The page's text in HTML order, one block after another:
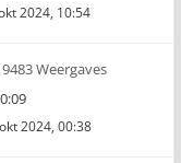
2024, 10:54
Weergaves
2024, 00:38